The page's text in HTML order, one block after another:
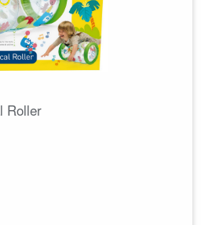
Roller